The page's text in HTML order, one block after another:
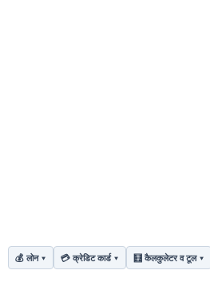
💰 लोन 💳 क्रेडिट कार्ड 🧮 कैलकुलेटर व टूल